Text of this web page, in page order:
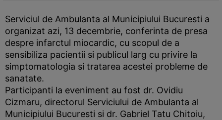
Serviciul de Ambulanta al Municipiului Bucuresti a
organizat azi, 13 decembrie, conferinta de presa
despre infarctul miocardic, cu scopul de a
sensibiliza pacientii si publicul larg cu privire la
simptomatologia si tratarea acestei probleme de
sanatate.
Participanti la eveniment au fost dr. Ovidiu
Cizmaru, directorul Serviciului de Ambulanta al
Municipiului Bucuresti si dr. Gabriel Tatu Chitoiu,